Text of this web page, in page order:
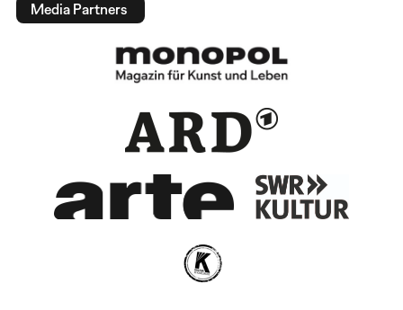
Media Partners